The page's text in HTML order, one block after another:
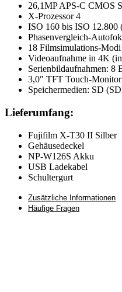
26,1MP APS-C CMOS
X-Prozessor 4
ISO 160 bis ISO 12.800
Phasenvergleich-
18 Filmsimulations-Modi
Videoaufnahme in 4K
Serienbildaufnahmen: 8
3,0″ TFT Touch-
Speichermedien: SD
Lieferumfang:
Fujifilm X-T30 II Silber
Gehäusedeckel
NP-W126S Akku
USB Ladekabel
Schultergurt
Zusätzliche Informationen
Häufige Fragen